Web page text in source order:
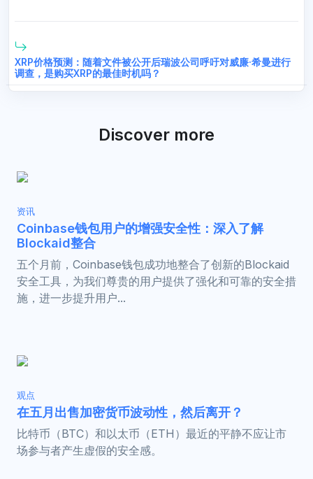
XRP价格预测：随着文件被公开后瑞波公司呼吁对威廉·希曼进行
调查，是购买XRP的最佳时机吗？
Discover more
资讯
Coinbase钱包用户的增强安全性：深入了解
Blockaid整合
五个月前，Coinbase钱包成功地整合了创新的Blockaid
安全工具，为我们尊贵的用户提供了强化和可靠的安全措
施，进一步提升用户...
观点
在五月出售加密货币波动性，然后离开？
比特币（BTC）和以太币（ETH）最近的平静不应让市
场参与者产生虚假的安全感。